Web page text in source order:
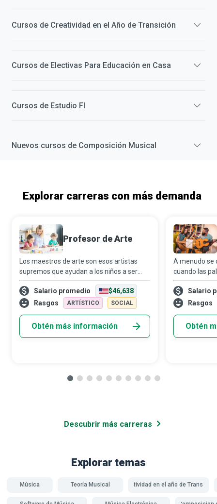
Cursos de Creatividad en el Año de Transición
Cursos de Electivas Para Educación en Casa
Cursos de Estudio Fl
Nuevos cursos de Composición Musical
Explorar carreras con más demanda
Profesor de Arte
Los maestros de arte son esos artistas
supremos que ayudan a los niños a ser
ellos mismos en lugar de parecerse a
todos los demás... que los inspiran a pintar
sus sueños... que les enseñan que un
Salario promedio
$46,638
Rasgos
ARTÍSTICO SOCIAL
Obtén más información
A menudo se
cuando las
de música
genio en sus
que estos se
Salario
Rasgos
Obtén
Descubrir más carreras
Explorar temas
Música Teoría Musical Creatividad en el año de Transición